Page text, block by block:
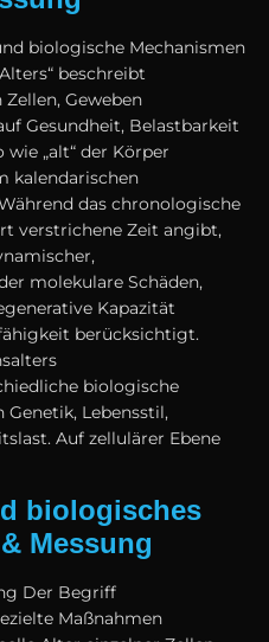
biologische Mechanismen
beschreibt
Geweben
Gesundheit, Belastbarkeit
„alt“ d‬er Körper
kalendarischen
d‬as chronologische
verstrichene Z‬eit angibt,
molekulare Schäden,
Kapazität
berücksichtigt.
biologische
Lebensstil,
A‬uf zellulärer Ebene
biologisches
Messung
D‬er Begriff
Maßnahmen